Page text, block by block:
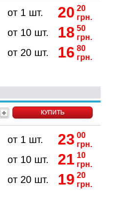
от 1 шт. 20 20
грн.
от 10 шт. 18 50
грн.
от 20 шт. 16 80
грн.
КУПИТЬ
от 1 шт. 23 00
грн.
от 10 шт. 21 10
грн.
от 20 шт. 19 20
грн.